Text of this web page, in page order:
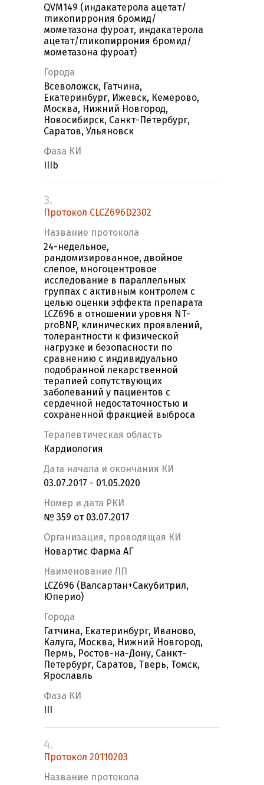
QVM149 (индакатерола ацетат/
гликопиррония бромид/
мометазона фуроат, индакатерола
ацетат/гликопиррония бромид/
мометазона фуроат)
Города
Всеволожск, Гатчина,
Екатеринбург, Ижевск, Кемерово,
Москва, Нижний Новгород,
Новосибирск, Санкт-Петербург,
Саратов, Ульяновск
Фаза КИ
IIIb
3.
Протокол CLCZ696D2302
Название протокола
24-недельное,
рандомизированное, двойное
слепое, многоцентровое
исследование в параллельных
группах с активным контролем с
целью оценки эффекта препарата
LCZ696 в отношении уровня NT-
proBNP, клинических проявлений,
толерантности к физической
нагрузке и безопасности по
сравнению с индивидуально
подобранной лекарственной
терапией сопутствующих
заболеваний у пациентов с
сердечной недостаточностью и
сохраненной фракцией выброса
Терапевтическая область
Кардиология
Дата начала и окончания КИ
03.07.2017 - 01.05.2020
Номер и дата РКИ
№ 359 от 03.07.2017
Организация, проводящая КИ
Новартис Фарма АГ
Наименование ЛП
LCZ696 (Валсартан+Сакубитрил,
Юперио)
Города
Гатчина, Екатеринбург, Иваново,
Калуга, Москва, Нижний Новгород,
Пермь, Ростов-на-Дону, Санкт-
Петербург, Саратов, Тверь, Томск,
Ярославль
Фаза КИ
4.
Протокол 20110203
Название протокола